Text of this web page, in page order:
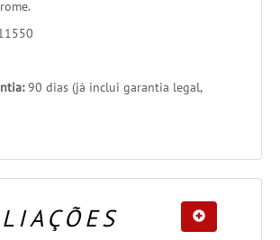
90 dias (já inclui garantia legal,